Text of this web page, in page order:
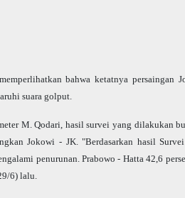
bahwa ketatnya persaingan
suara golput.
M. Qodari, hasil survei yang dilakukan
Jokowi - JK. "Berdasarkan hasil
penurunan. Prabowo - Hatta 42,6
6) lalu.